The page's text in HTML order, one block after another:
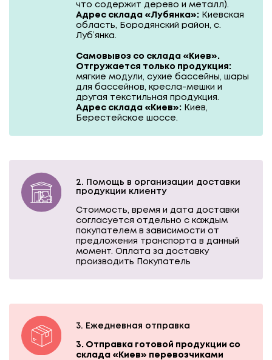
что содержит дерево и металл).
Адрес склада «Лубянка»:Киевская
область, Бородянский район, с.
Луб’янка.
Самовывоз со склада «Киев».
Отгружается только продукция:
мягкие модули, сухие бассейны, шары
для бассейнов, кресла-мешки и
другая текстильная продукция.
Адрес склада «Киев»:Киев,
Берестейское шоссе.
2. Помощь в организации доставки
продукции клиенту
Стоимость, время и дата доставки
согласуется отдельно с каждым
покупателем в зависимости от
предложения транспорта в данный
момент. Оплата за доставку
производить Покупатель
3. Ежедневная отправка
3. Отправка готовой продукции со
склада «Киев» перевозчиками